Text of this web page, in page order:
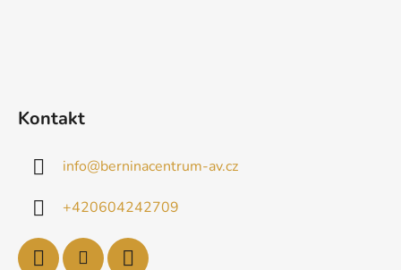
Kontakt
info@berninacentrum-av.cz
+420604242709